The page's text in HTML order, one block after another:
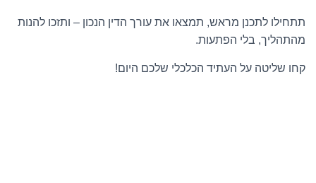
תתחילו לתכנן מראש, תמצאו את עורך הדין הנכון – ותזכו להנות
מהתהליך, בלי הפתעות.
קחו שליטה על העתיד הכלכלי שלכם היום!